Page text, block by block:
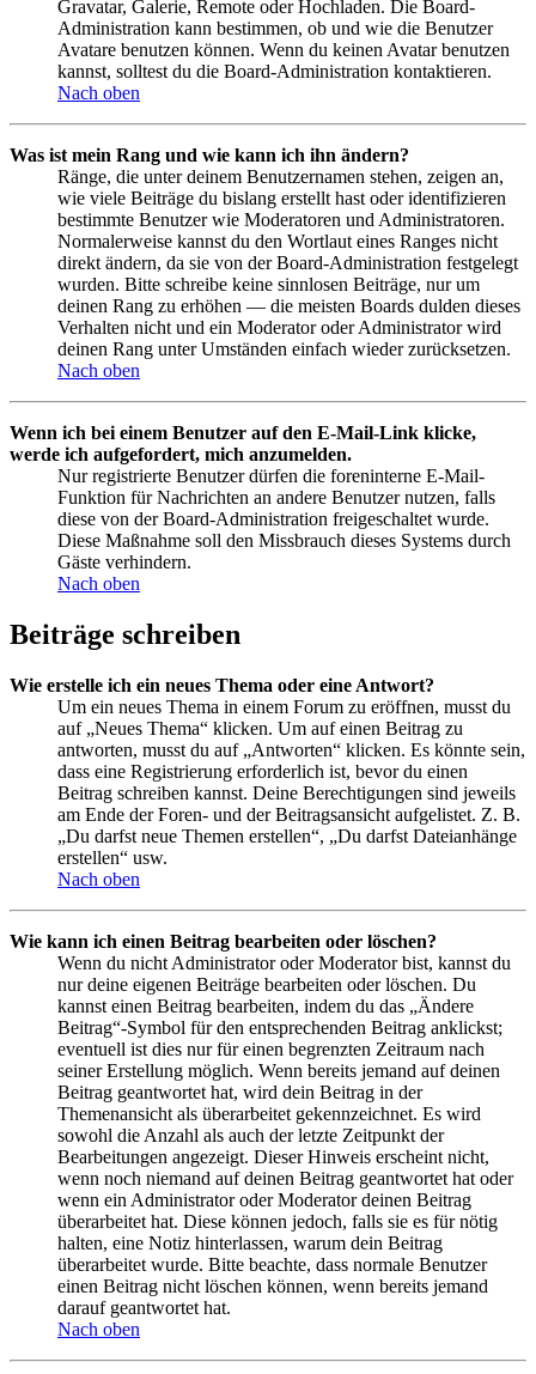
Gravatar, Galerie, Remote oder Hochladen. Die Board-
Administration kann bestimmen, ob und wie die Benutzer
Avatare benutzen können. Wenn du keinen Avatar benutzen
kannst, solltest du die Board-Administration kontaktieren.
Nach oben
Was ist mein Rang und wie kann ich ihn ändern?
Ränge, die unter deinem Benutzernamen stehen, zeigen an,
wie viele Beiträge du bislang erstellt hast oder identifizieren
bestimmte Benutzer wie Moderatoren und Administratoren.
Normalerweise kannst du den Wortlaut eines Ranges nicht
direkt ändern, da sie von der Board-Administration festgelegt
wurden. Bitte schreibe keine sinnlosen Beiträge, nur um
deinen Rang zu erhöhen — die meisten Boards dulden dieses
Verhalten nicht und ein Moderator oder Administrator wird
deinen Rang unter Umständen einfach wieder zurücksetzen.
Nach oben
Wenn ich bei einem Benutzer auf den E-Mail-Link klicke,
werde ich aufgefordert, mich anzumelden.
Nur registrierte Benutzer dürfen die foreninterne E-Mail-
Funktion für Nachrichten an andere Benutzer nutzen, falls
diese von der Board-Administration freigeschaltet wurde.
Diese Maßnahme soll den Missbrauch dieses Systems durch
Gäste verhindern.
Nach oben
Beiträge schreiben
Wie erstelle ich ein neues Thema oder eine Antwort?
Um ein neues Thema in einem Forum zu eröffnen, musst du
auf „Neues Thema“ klicken. Um auf einen Beitrag zu
antworten, musst du auf „Antworten“ klicken. Es könnte sein,
dass eine Registrierung erforderlich ist, bevor du einen
Beitrag schreiben kannst. Deine Berechtigungen sind jeweils
am Ende der Foren- und der Beitragsansicht aufgelistet. Z. B.
„Du darfst neue Themen erstellen“, „Du darfst Dateianhänge
erstellen“ usw.
Nach oben
Wie kann ich einen Beitrag bearbeiten oder löschen?
Wenn du nicht Administrator oder Moderator bist, kannst du
nur deine eigenen Beiträge bearbeiten oder löschen. Du
kannst einen Beitrag bearbeiten, indem du das „Ändere
Beitrag“-Symbol für den entsprechenden Beitrag anklickst;
eventuell ist dies nur für einen begrenzten Zeitraum nach
seiner Erstellung möglich. Wenn bereits jemand auf deinen
Beitrag geantwortet hat, wird dein Beitrag in der
Themenansicht als überarbeitet gekennzeichnet. Es wird
sowohl die Anzahl als auch der letzte Zeitpunkt der
Bearbeitungen angezeigt. Dieser Hinweis erscheint nicht,
wenn noch niemand auf deinen Beitrag geantwortet hat oder
wenn ein Administrator oder Moderator deinen Beitrag
überarbeitet hat. Diese können jedoch, falls sie es für nötig
halten, eine Notiz hinterlassen, warum dein Beitrag
überarbeitet wurde. Bitte beachte, dass normale Benutzer
einen Beitrag nicht löschen können, wenn bereits jemand
darauf geantwortet hat.
Nach oben